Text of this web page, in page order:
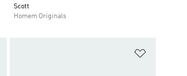
Scott
Homem Originals